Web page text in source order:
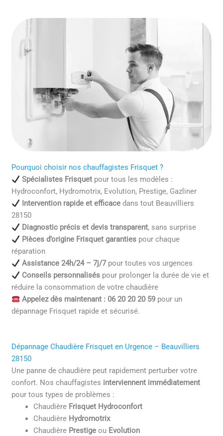
Pourquoi choisir nos chauffagistes Frisquet ?
Spécialistes Frisquetpour tous les modèles :
Hydroconfort, Hydromotrix, Evolution, Prestige, Gazliner
Intervention rapide et efficacedans tout Beauvilliers
28150
Diagnostic précis et devis transparent, sans surprise
Pièces d’origine Frisquet garantiespour chaque
réparation
Assistance 24h/24 – 7j/7pour toutes vos urgences
Conseils personnaliséspour prolonger la durée de vie et
réduire la consommation de votre chaudière
Appelez dès maintenant : 06 20 20 20 59pour un
dépannage Frisquet rapide et sécurisé.
Dépannage Chaudière Frisquet en Urgence – Beauvilliers
28150
Une panne de chaudière peut rapidement perturber votre
confort. Nos chauffagistes interviennent immédiatement
pour tous types de problèmes :
Chaudière Frisquet Hydroconfort
Chaudière Hydromotrix
Chaudière Prestige ou Evolution